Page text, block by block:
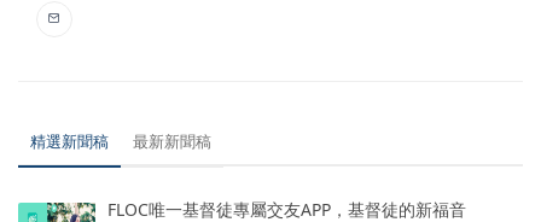
精選新聞稿 最新新聞稿
FLOC唯一基督徒專屬交友APP，基督徒的新福音